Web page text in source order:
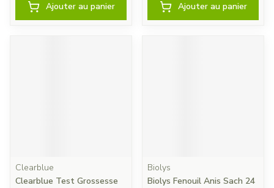
Ajouter au panier Ajouter au panier
Clearblue
Clearblue Test Grossesse
Biolys
Biolys Fenouil Anis Sach 24